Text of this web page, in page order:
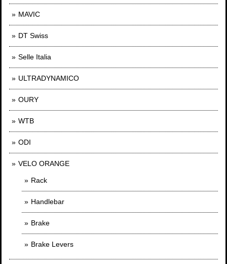
MAVIC
DT Swiss
Selle Italia
ULTRADYNAMICO
OURY
WTB
ODI
VELO ORANGE
Rack
Handlebar
Brake
Brake Levers